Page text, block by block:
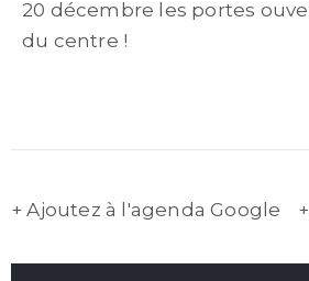
20 décembre les portes
du centre !
+ Ajoutez à l'agenda Google